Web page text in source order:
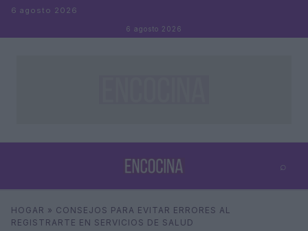
Saltar al contenido
6 agosto 2026
6 agosto 2026
⌕
Buscar
HOGAR » CONSEJOS PARA EVITAR ERRORES AL
REGISTRARTE EN SERVICIOS DE SALUD